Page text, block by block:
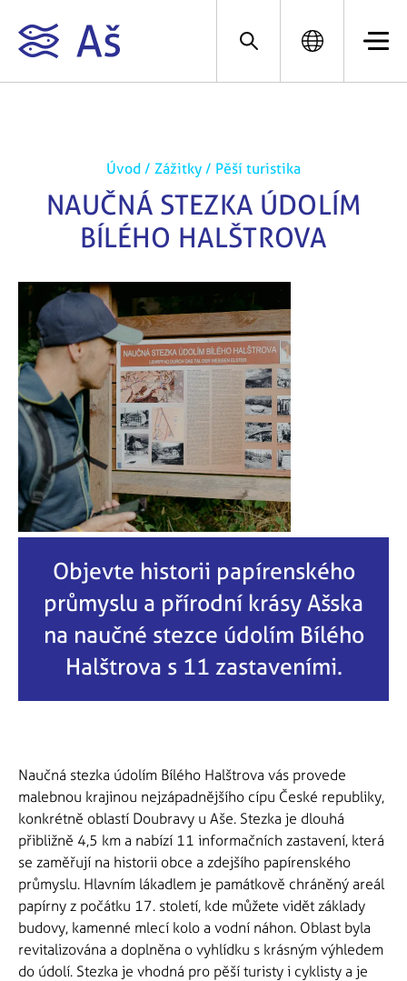
Úvod / Zážitky / Pěší turistika
NAUČNÁ STEZKA ÚDOLÍM
BÍLÉHO HALŠTROVA
Objevte historii papírenského
průmyslu a přírodní krásy Ašska
na naučné stezce údolím Bílého
Halštrova s 11 zastaveními.
Naučná stezka údolím Bílého Halštrova vás provede
malebnou krajinou nejzápadnějšího cípu České republiky,
konkrétně oblastí Doubravy u Aše. Stezka je dlouhá
přibližně 4,5 km a nabízí 11 informačních zastavení, která
se zaměřují na historii obce a zdejšího papírenského
průmyslu. Hlavním lákadlem je památkově chráněný areál
papírny z počátku 17. století, kde můžete vidět základy
budovy, kamenné mlecí kolo a vodní náhon. Oblast byla
revitalizována a doplněna o vyhlídku s krásným výhledem
do údolí. Stezka je vhodná pro pěší turisty i cyklisty a je